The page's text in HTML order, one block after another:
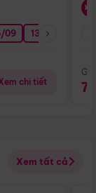
09 13/09
chi tiết
Xem tất cả
nổi bật